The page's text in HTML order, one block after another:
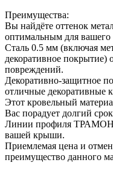
Преимущества:
Вы найдёте оттенок
оптимальным для вашего
Сталь 0.5 мм (включая
декоративное покрытие)
повреждений.
Декоративно-защитное
отличные декоративные
Этот кровельный
Вас порадует долгий
Линии профиля
вашей крыши.
Приемлемая цена и
преимущество данного